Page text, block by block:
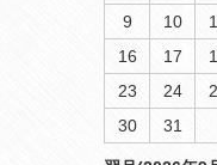
9
10
16
17
23
24
30
31